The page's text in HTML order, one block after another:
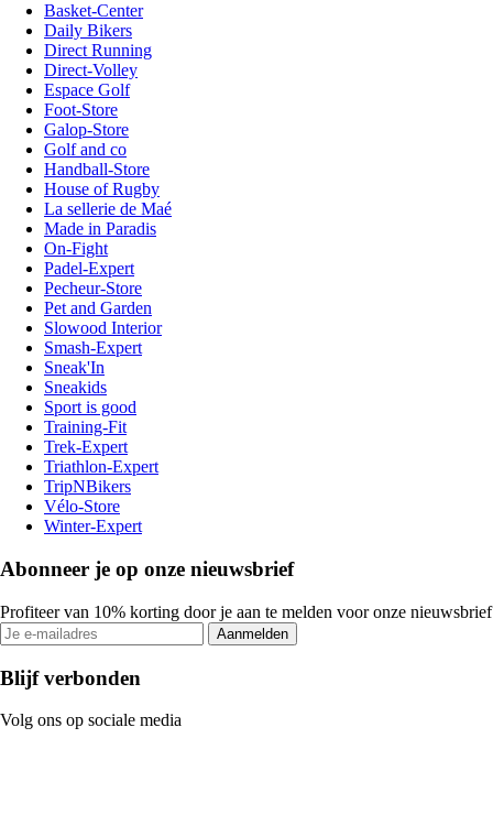
Basket-Center
Daily Bikers
Direct Running
Direct-Volley
Espace Golf
Foot-Store
Galop-Store
Golf and co
Handball-Store
House of Rugby
La sellerie de Maé
Made in Paradis
On-Fight
Padel-Expert
Pecheur-Store
Pet and Garden
Slowood Interior
Smash-Expert
Sneak'In
Sneakids
Sport is good
Training-Fit
Trek-Expert
Triathlon-Expert
TripNBikers
Vélo-Store
Winter-Expert
Abonneer je op onze nieuwsbrief
Profiteer van 10% korting door je aan te melden voor onze nieuwsbrief
Aanmelden
Blijf verbonden
Volg ons op sociale media